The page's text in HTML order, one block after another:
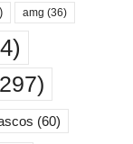
amg (36)
(60)